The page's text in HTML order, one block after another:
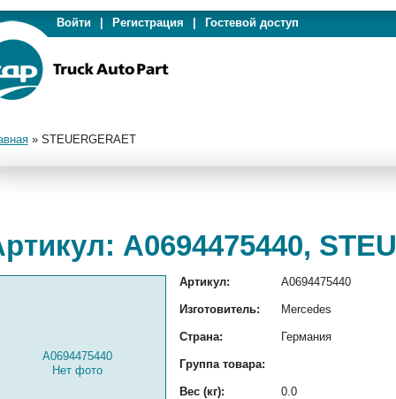
Войти Регистрация Гостевой доступ
» STEUERGERAET
A0694475440,
A0694475440
Нет фото
Артикул: A0694475440
Изготовитель: Mercedes
Страна: Германия
Группа товара:
Вес (кг): 0.0